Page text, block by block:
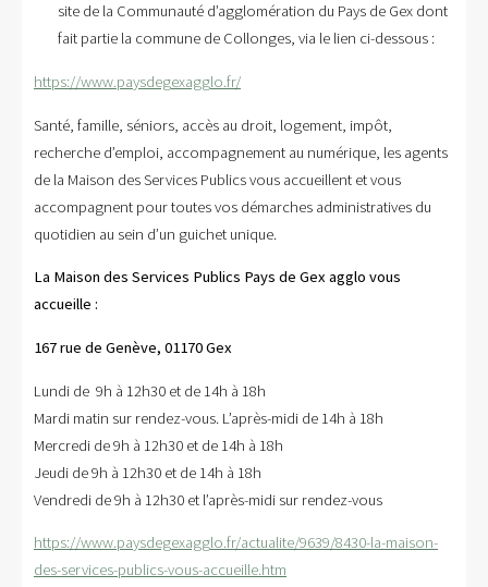
site de la Communauté d’agglomération du Pays de Gex dont
fait partie la commune de Collonges, via le lien ci-dessous :
https://www.paysdegexagglo.fr/
Santé, famille, séniors, accès au droit, logement, impôt,
recherche d’emploi, accompagnement au numérique, les agents
de la Maison des Services Publics vous accueillent et vous
accompagnent pour toutes vos démarches administratives du
quotidien au sein d’un guichet unique.
La Maison des Services Publics Pays de Gex agglo vous
accueille :
167 rue de Genève, 01170 Gex
Lundi de 9h à 12h30 et de 14h à 18h
Mardi matin sur rendez-vous. L’après-midi de 14h à 18h
Mercredi de 9h à 12h30 et de 14h à 18h
Jeudi de 9h à 12h30 et de 14h à 18h
Vendredi de 9h à 12h30 et l’après-midi sur rendez-vous
https://www.paysdegexagglo.fr/actualite/9639/8430-la-maison-
des-services-publics-vous-accueille.htm